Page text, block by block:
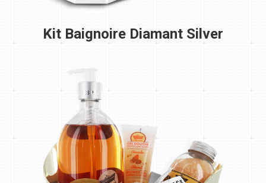
Kit Baignoire Diamant Silver